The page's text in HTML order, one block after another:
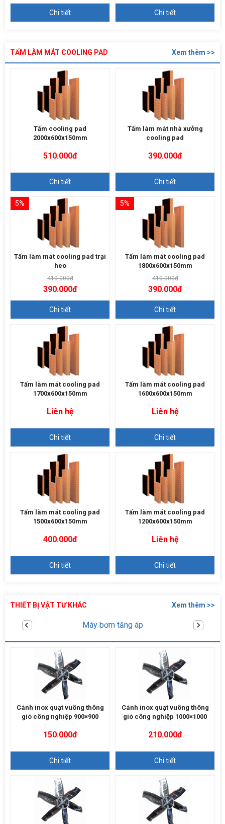
Chi tiết Chi tiết
TẤM LÀM MÁT COOLING PAD Xem thêm >>
Tấm cooling pad
2000x600x150mm
510.000đ
Chi tiết
Tấm làm mát nhà xưởng
cooling pad
390.000đ
Chi tiết
5%
Tấm làm mát cooling pad trại
heo
410.000đ
390.000đ
Chi tiết
5%
Tấm làm mát cooling pad
1800x600x150mm
410.000đ
390.000đ
Chi tiết
Tấm làm mát cooling pad
1700x600x150mm
Liên hệ
Chi tiết
Tấm làm mát cooling pad
1600x600x150mm
Liên hệ
Chi tiết
Tấm làm mát cooling pad
1500x600x150mm
400.000đ
Chi tiết
Tấm làm mát cooling pad
1200x600x150mm
Liên hệ
Chi tiết
THIẾT BỊ VẬT TƯ KHÁC Xem thêm >>
Linh kiện máy làm mát
Cánh inox quạt vuông thông
gió công nghiệp 900×900
150.000đ
Chi tiết
Cánh inox quạt vuông thông
gió công nghiệp 1000×1000
210.000đ
Chi tiết